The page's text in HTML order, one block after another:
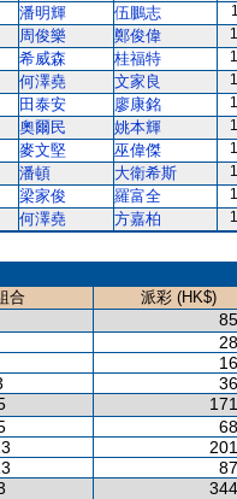
潘明輝 伍鵬志
周俊樂 鄭俊偉
希威森 桂福特
何澤堯 文家良
田泰安 廖康銘
奧爾民 姚本輝
麥文堅 巫偉傑
潘頓 大衛希斯
梁家俊 羅富全
何澤堯 方嘉柏
合
派彩 (HK$)